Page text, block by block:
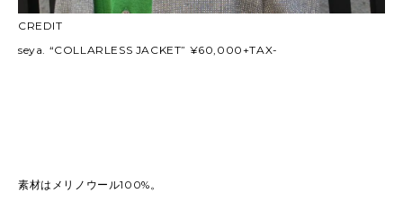
CREDIT
seya. “COLLARLESS JACKET” ¥60,000+TAX-
素材はメリノウール100%。